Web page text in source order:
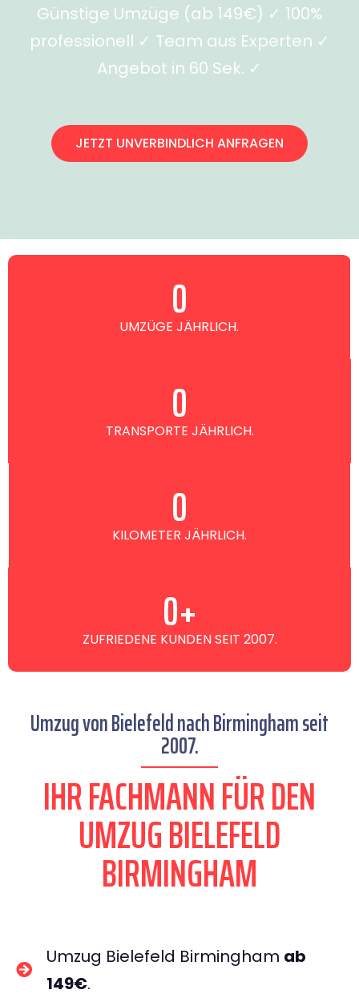
Günstige Umzüge (ab 149€) ✓ 100%
professionell ✓ Team aus Experten ✓
Angebot in 60 Sek. ✓
JETZT UNVERBINDLICH ANFRAGEN
UMZÜGE JÄHRLICH.
0
TRANSPORTE JÄHRLICH.
0
KILOMETER JÄHRLICH.
0
ZUFRIEDENE KUNDEN SEIT 2007.
0+
Umzug von Bielefeld nach Birmingham seit
2007.
IHR FACHMANN FÜR DEN
UMZUG BIELEFELD
BIRMINGHAM
Umzug Bielefeld Birmingham ab
149€.